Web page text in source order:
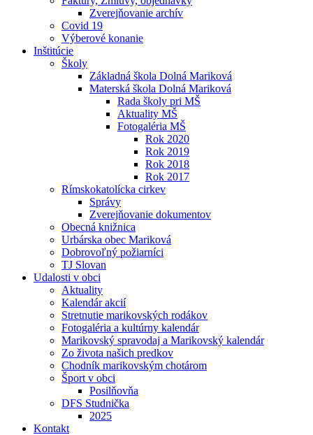
Zverejňovanie archív
Covid 19
Výberové konanie
Inštitúcie
Školy
Základná škola Dolná Mariková
Materská škola Dolná Mariková
Rada školy pri MŠ
Aktuality MŠ
Fotogaléria MŠ
Rok 2020
Rok 2019
Rok 2018
Rok 2017
Rímskokatolícka cirkev
Správy
Zverejňovanie dokumentov
Obecná knižnica
Urbárska obec Mariková
Dobrovoľný požiarníci
TJ Slovan
Udalosti v obci
Aktuality
Kalendár akcií
Stretnutie marikovských rodákov
Fotogaléria a kultúrny kalendár
Marikovský spravodaj a Marikovský kalendár
Zo života našich predkov
Chodník marikovským chotárom
Šport v obci
Posilňovňa
DFS Studnička
2025
Kontakt